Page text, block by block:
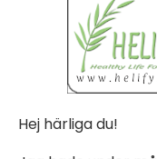
Hej härliga du!